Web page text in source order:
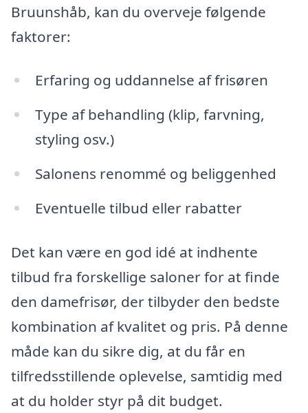
Bruunshåb, kan du overveje følgende
faktorer:
Erfaring og uddannelse af frisøren
Type af behandling (klip, farvning,
styling osv.)
Salonens renommé og beliggenhed
Eventuelle tilbud eller rabatter
Det kan være en god idé at indhente
tilbud fra forskellige saloner for at finde
den damefrisør, der tilbyder den bedste
kombination af kvalitet og pris. På denne
måde kan du sikre dig, at du får en
tilfredsstillende oplevelse, samtidig med
at du holder styr på dit budget.